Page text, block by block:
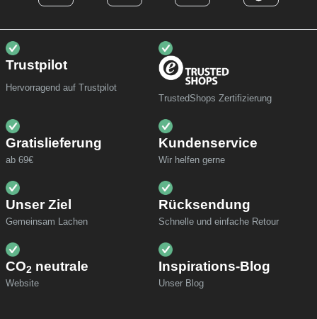
Trustpilot
Hervorragend auf Trustpilot
TrustedShops Zertifizierung
Gratislieferung
ab 69€
Kundenservice
Wir helfen gerne
Unser Ziel
Gemeinsam Lachen
Rücksendung
Schnelle und einfache Retour
CO2 neutrale
Website
Inspirations-Blog
Unser Blog